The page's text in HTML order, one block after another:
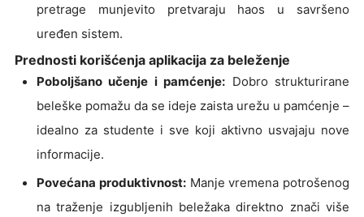
pretrage munjevito pretvaraju haos u savršeno
uređen sistem.
Prednosti korišćenja aplikacija za beleženje
Poboljšano učenje i pamćenje: Dobro strukturirane
beleške pomažu da se ideje zaista urežu u pamćenje –
idealno za studente i sve koji aktivno usvajaju nove
informacije.
Povećana produktivnost:Manje vremena potrošenog
na traženje izgubljenih beležaka direktno znači više